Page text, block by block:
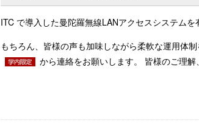
ITC で導入した曼陀羅無線LANアクセスシステム
もちろん、皆様の声も加味しながら柔軟な運用体
から連絡をお願いします。 皆様のご理解